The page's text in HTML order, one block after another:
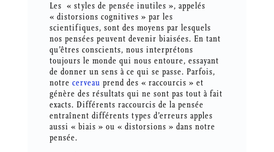
Les « styles de pensée inutiles », appelés
« distorsions cognitives » par les
scientifiques, sont des moyens par lesquels
nos pensées peuvent devenir biaisées. En tant
qu’êtres conscients, nous interprétons
toujours le monde qui nous entoure, essayant
de donner un sens à ce qui se passe. Parfois,
notre cerveau prend des « raccourcis » et
génère des résultats qui ne sont pas tout à fait
exacts. Différents raccourcis de la pensée
entraînent différents types d’erreurs apples
aussi « biais » ou « distorsions » dans notre
pensée.